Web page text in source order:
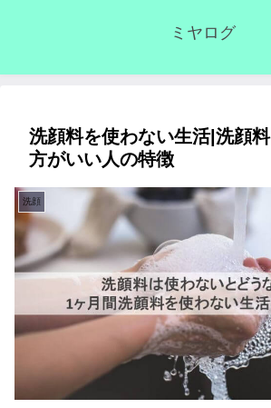
ミヤログ
洗顔料を使わない生活|洗顔
方がいい人の特徴
洗顔